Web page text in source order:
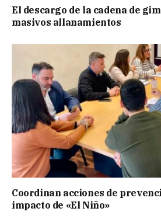
El descargo de la cadena de
masivos allanamientos
Coordinan acciones de
impacto de «El Niño»